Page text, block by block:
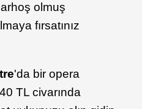
olmuş
fırsatınız
'da bir opera
TL civarında